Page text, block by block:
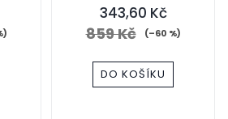
343,60 Kč
859 Kč (–60 %)
DO KOŠÍKU